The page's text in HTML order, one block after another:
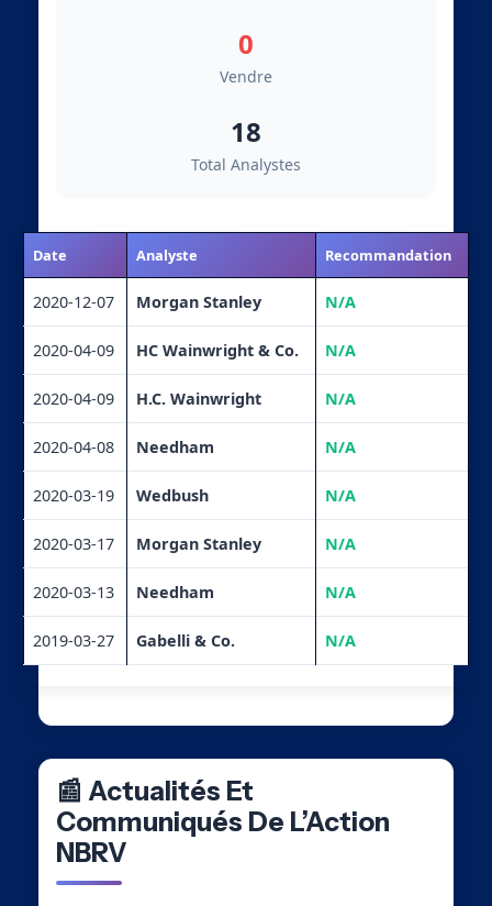
0
Vendre
18
Total Analystes
Date Analyste Recommandation
2020-12-07 Morgan Stanley N/A
2020-04-09 HC Wainwright & Co. N/A
2020-04-09 H.C. Wainwright N/A
2020-04-08 Needham N/A
2020-03-19 Wedbush N/A
2020-03-17 Morgan Stanley N/A
2020-03-13 Needham N/A
2019-03-27 Gabelli & Co. N/A
📰 Actualités Et
Communiqués De L’Action
NBRV